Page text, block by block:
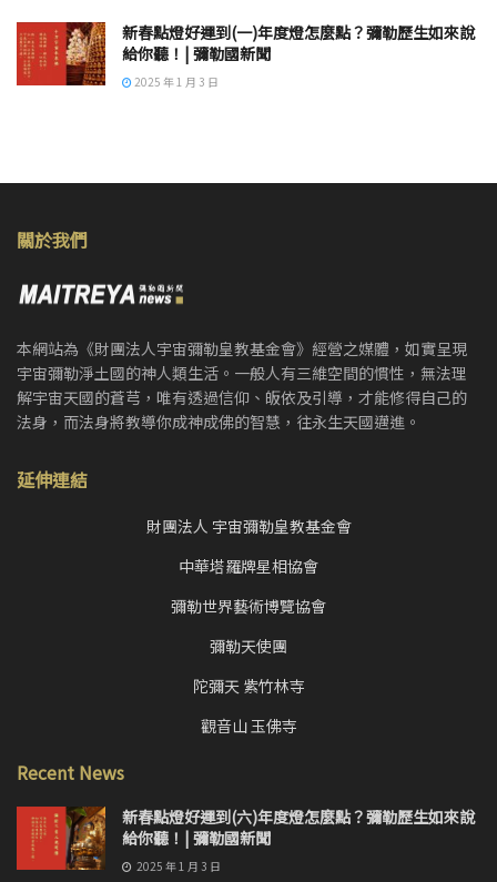
新春點燈好運到(一)年度燈怎麼點？彌勒歷生如來說
給你聽！| 彌勒國新聞
2025 年 1 月 3 日
關於我們
本網站為《財團法人宇宙彌勒皇教基金會》經營之媒體，如實呈現
宇宙彌勒淨土國的神人類生活。一般人有三維空間的慣性，無法理
解宇宙天國的蒼芎，唯有透過信仰、皈依及引導，才能修得自己的
法身，而法身將教導你成神成佛的智慧，往永生天國邁進。
延伸連結
財團法人 宇宙彌勒皇教基金會
中華塔羅牌星相協會
彌勒世界藝術博覽協會
彌勒天使團
陀彌天 紫竹林寺
觀音山 玉佛寺
Recent News
新春點燈好運到(六)年度燈怎麼點？彌勒歷生如來說
給你聽！| 彌勒國新聞
2025 年 1 月 3 日